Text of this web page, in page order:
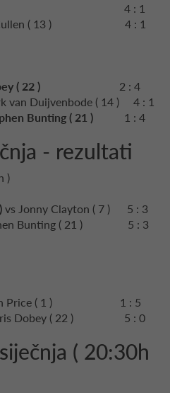
4 : 1
Cullen ( 13 ) 4 : 1
( 22 ) 2 : 4
van Duijvenbode ( 14 ) 4 : 1
Bunting ( 21 ) 1 : 4
- rezultati
)
vs Jonny Clayton ( 7 ) 5 : 3
Bunting ( 21 ) 5 : 3
Price ( 1 ) 1 : 5
Dobey ( 22 ) 5 : 0
( 20:30h